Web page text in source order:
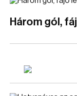
Három gól,